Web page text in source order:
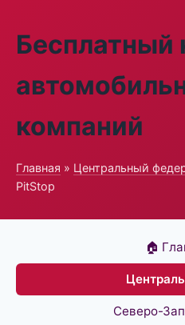
Бесплатный
компаний
Главная » Центральный
PitStop
🏠
Северо-